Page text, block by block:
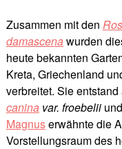
Zusammen mit den
damascenawurden
heute bekannten
Kreta, Griechenland
verbreitet. Sie
caninavar. froebeliiund
Magnuserwähnte die
Vorstellungsraum des